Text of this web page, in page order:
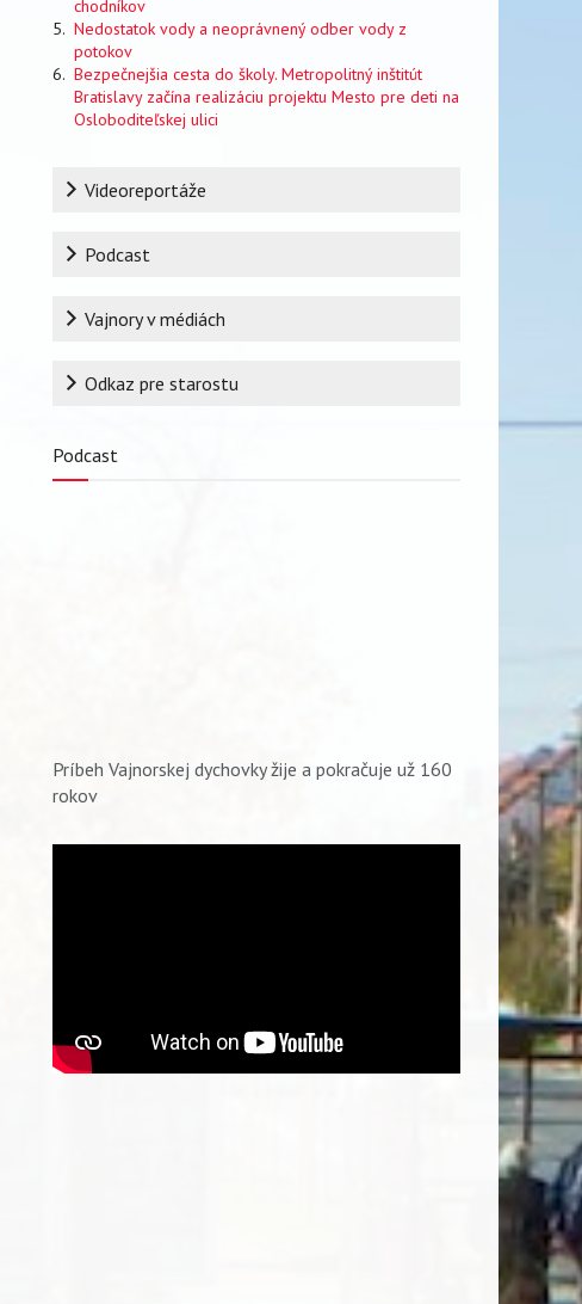
chodníkov
Nedostatok vody a neoprávnený odber vody z
potokov
Bezpečnejšia cesta do školy. Metropolitný inštitút
Bratislavy začína realizáciu projektu Mesto pre deti na
Osloboditeľskej ulici
RubrikaVideoreportáže
Podcast
Vajnory v médiách
Odkaz pre starostu
Podcast
Príbeh Vajnorskej dychovky žije a pokračuje už 160
rokov